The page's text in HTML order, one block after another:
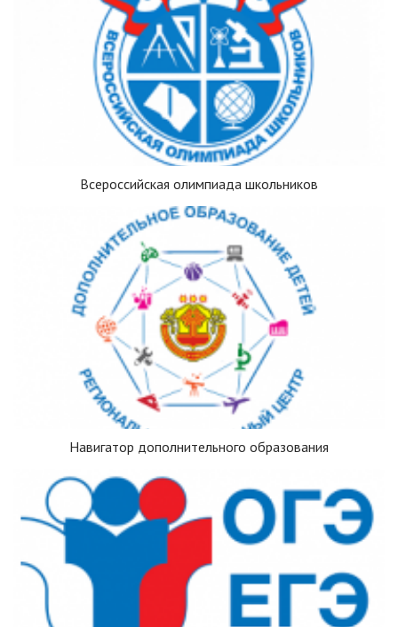
Всероссийская олимпиада школьников
Навигатор дополнительного образования